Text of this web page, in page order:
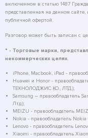
включенном в статью 1487
представленная на данном
публичной офертой.
Разговор может быть записан с
* - Торговые марки,
некоммерческих целях.
iPhone, Macbook, iPad -
Huawei и Honor -
ТЕКНОЛОДЖИС КО., ЛТД.);
Samsung – правообладатель
Лтд.);
MEIZU - правообладатель
Nokia - правообладатель
Lenovo - правообладатель
Xiaomi - правообладатель